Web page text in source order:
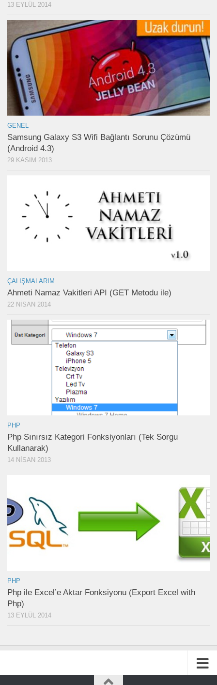
13 EYLÜL 2014
GENEL
Samsung Galaxy S3 Wifi Bağlantı Sorunu Çözümü
(Android 4.3)
29 KASIM 2013
ÇALIŞMALARIM
Ahmeti Namaz Vakitleri API (GET Metodu ile)
22 NISAN 2014
PHP
Php Sınırsız Kategori Fonksiyonları (Tek Sorgu
Kullanarak)
14 NISAN 2013
PHP
Php ile Excel’e Aktar Fonksiyonu (Export Excel with
Php)
13 EYLÜL 2014